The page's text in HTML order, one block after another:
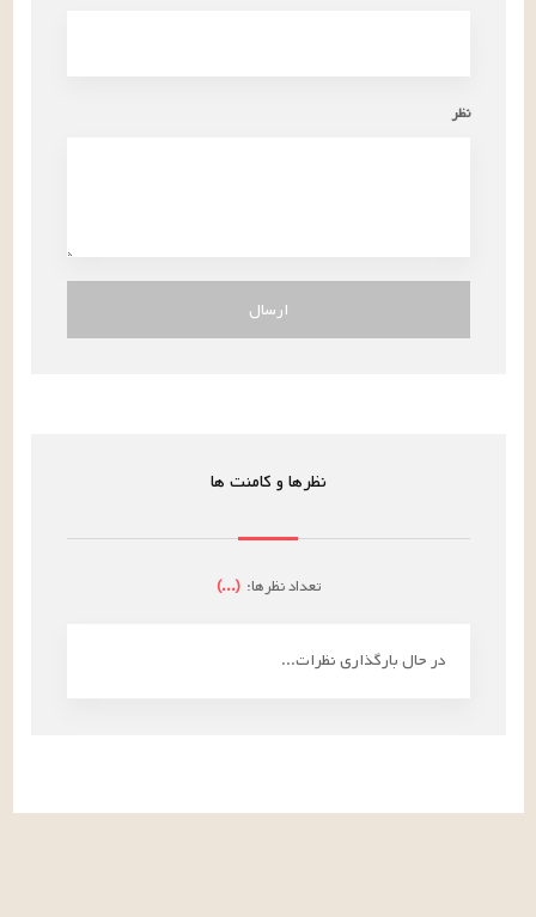
نظر
ارسال
نظرها و کامنت ها
تعداد نظرها: (
...
)
در حال بارگذاری نظرات...